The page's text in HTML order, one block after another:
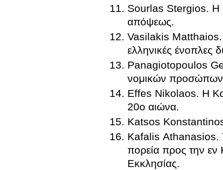
Sourlas Stergios. Η
απόψεως.
Vasilakis Matthaios.
ελληνικές ένοπλες
Panagiotopoulos
νομικών
Effes Nikolaos. Η
20ο αιώνα.
Katsos
Kafalis Athanasios.
πορεία προς την
Εκκλησίας.